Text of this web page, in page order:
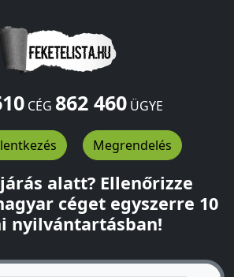
CÉG 862 460ÜGYE
Megrendelés
alatt? Ellenőrizze
céget egyszerre 10
nyilvántartásban!